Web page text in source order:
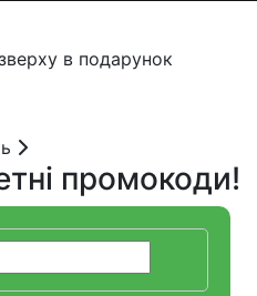
в подарунок
промокоди!